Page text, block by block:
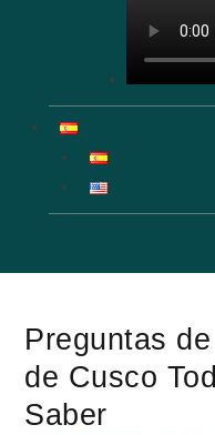
Preguntas
de Cusco
Saber
entradas